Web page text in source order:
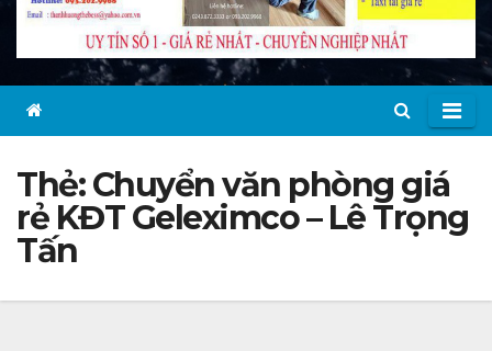
Thẻ:Chuyển văn phòng giá
rẻ KĐT Geleximco – Lê Trọng
Tấn